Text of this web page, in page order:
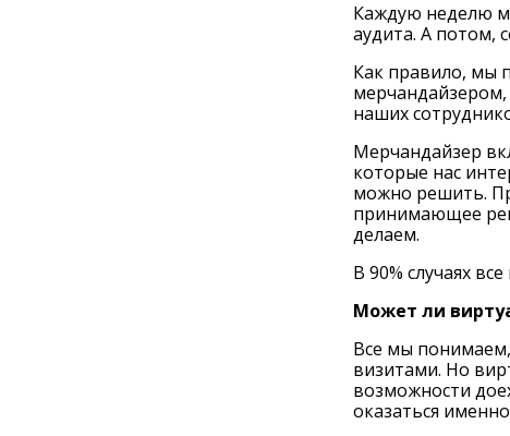
Каждую неделю
аудита. А потом,
Как правило, мы
наших
Мерчандайзер
которые нас
можно решить.
принимающее
делаем.
В 90% случаях
Может ли
Все мы
визитами. Но
возможности
оказаться именно